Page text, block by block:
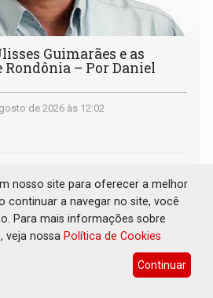
Guimarães e as
Rondônia – Por Daniel
de 2026 às 12:02
nosso site para oferecer a melhor
continuar a navegar no site, você
Para mais informações sobre
veja nossa Política de Cookies
Continuar